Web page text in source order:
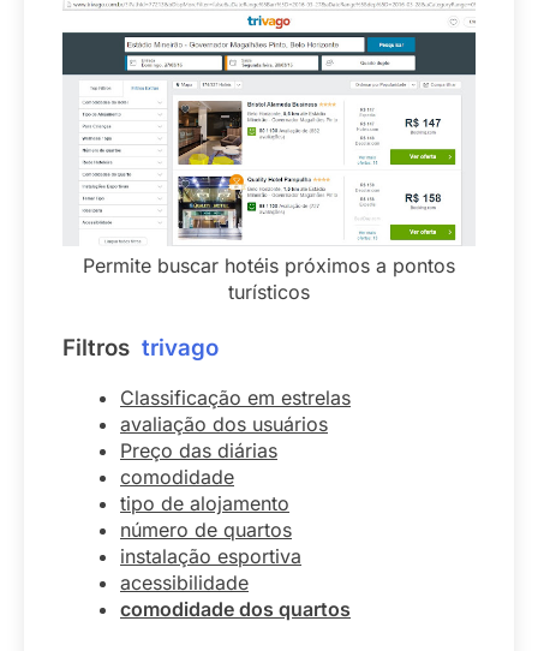
Permite buscar hotéis próximos a pontos
turísticos
Filtros trivago
Classificação em estrelas
avaliação dos usuários
Preço das diárias
comodidade
tipo de alojamento
número de quartos
instalação esportiva
acessibilidade
comodidade dos quartos